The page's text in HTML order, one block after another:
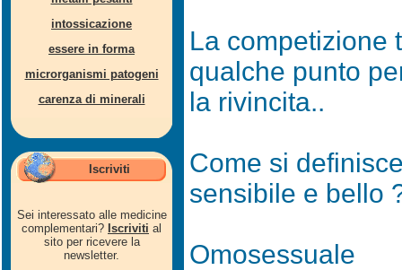
intossicazione
essere in forma
microrganismi patogeni
carenza di minerali
Iscriviti
Sei interessato alle medicine
complementari? Iscriviti al
sito per ricevere la
newsletter.
La competizione
qualche punto
la rivincita..
Come si
sensibile e bello
Omosessuale